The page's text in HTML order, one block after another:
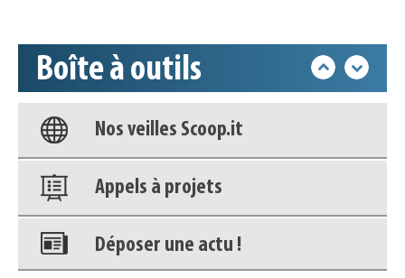
Boîte à outils
Base documentaire
Nos veilles Scoop.it
Appels à projets
Déposer une actu !